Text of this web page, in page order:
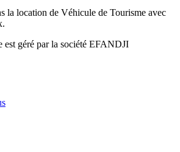
la location de Véhicule de Tourisme avec
géré par la société EFANDJI